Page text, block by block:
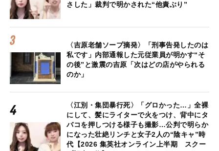
さした」裁判で明かされた“他責ぶり”
〈吉原老舗ソープ摘発〉「刑事告発したのは
私です」内部通報した元従業員が明かす“そ
の後”と激震の吉原「次はどの店がやられる
のか」
〈江別・集団暴行死〉「グロかった…」全裸
にして、髪にライターで火をつけ、背中にタ
バコを押しつける様子も撮影…公判で明らか
になった壮絶リンチと女子2人の“陰キャ”時
代【2026 集英社オンライン上半期 スクー